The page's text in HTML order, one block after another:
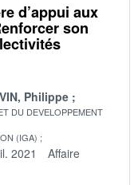
d’appui aux
son
Philippe
DU DEVELOPPEMENT
(IGA)
2021
Affaire